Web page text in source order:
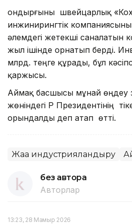
Қондырғыны швейцарлық
инжинирингтік
әлемдегі жетекші саналатын
жыл ішінде орнатып берді.
млрд. теңге құрады, бұл
қаржысы.
Аймақ басшысы мұнай өңдеу
жөніндегі ҚР Президентінің
орындалды деп атап өтті.
Жаңа индустрияландыру
без автора
Авторлар
13:23, 28 Мамыр 2026